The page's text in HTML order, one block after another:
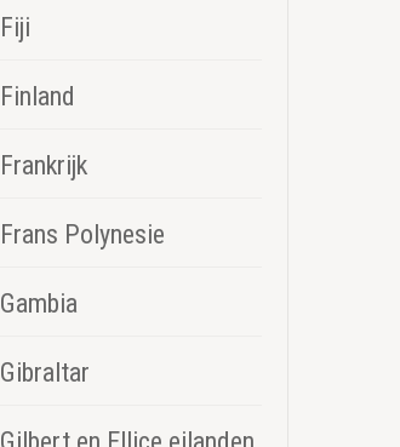
Fiji
Finland
Frankrijk
Frans Polynesie
Gambia
Gibraltar